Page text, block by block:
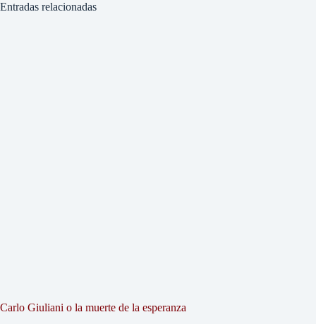
Entradas relacionadas
Carlo Giuliani o la muerte de la esperanza